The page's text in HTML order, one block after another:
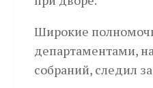
Широкие
департаментами,
собраний, следил